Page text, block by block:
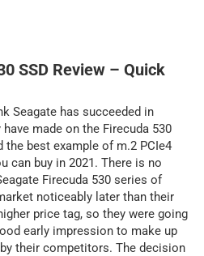
SSD Review – Quick
Seagate has succeeded in
made on the Firecuda 530
the best example of m.2 PCIe4
can buy in 2021. There is no
Firecuda 530 series of
noticeably later than their
price tag, so they were going
early impression to make up
their competitors. The decision